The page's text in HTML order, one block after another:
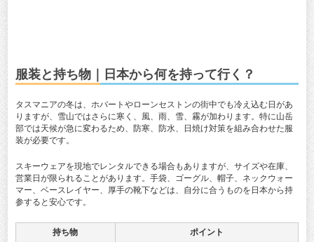
服装と持ち物｜日本から何を持って行く？
タスマニアの冬は、ホバートやローンセストンの街中でも冷え込む日があ
りますが、雪山ではさらに寒く、風、雨、雪、霧が加わります。特に山岳
部では天候が急に変わるため、防寒、防水、日焼け対策を組み合わせた服
装が必要です。
スキーウェアを現地でレンタルできる場合もありますが、サイズや在庫、
営業日が限られることがあります。手袋、ゴーグル、帽子、ネックウォー
マー、ベースレイヤー、厚手の靴下などは、自分に合うものを日本から持
参すると安心です。
持ち物
ポイント